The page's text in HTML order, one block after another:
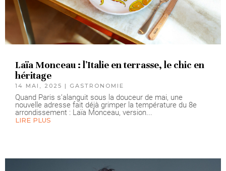
Laïa Monceau : l’Italie en terrasse, le chic en
héritage
14 MAI, 2025 | GASTRONOMIE
Quand Paris s’alanguit sous la douceur de mai, une
nouvelle adresse fait déjà grimper la température du 8e
arrondissement : Laïa Monceau, version...
LIRE PLUS